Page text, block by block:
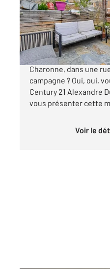
Maison à vendre
1 899
Une maison de ville au
Charonne, dans une
campagne ? Oui, oui,
Century 21 Alexandre
vous présenter cette
Voir le